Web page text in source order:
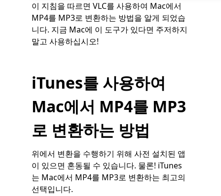
이 지침을 따르면 VLC를 사용하여 Mac에서
MP4를 MP3로 변환하는 방법을 알게 되었습
니다. 지금 Mac에 이 도구가 있다면 주저하지
말고 사용하십시오!
iTunes를 사용하여
Mac에서 MP4를 MP3
로 변환하는 방법
위에서 변환을 수행하기 위해 사전 설치된 앱
이 있으면 혼동될 수 있습니다. 물론! iTunes
는 Mac에서 MP4를 MP3로 변환하는 최고의
선택입니다.